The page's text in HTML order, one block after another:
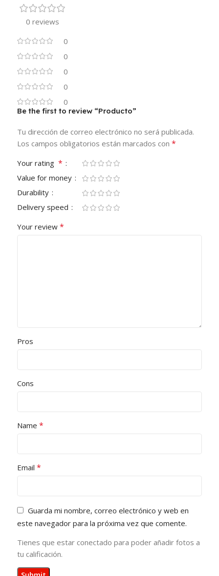
0 reviews
0
0
0
0
0
Be the first to review “Producto”
Tu dirección de correo electrónico no será publicada.
Los campos obligatorios están marcados con *
Your rating *
Value for money
Durability
Delivery speed
Your review *
Pros
Cons
Name *
Email *
Guarda mi nombre, correo electrónico y web en
este navegador para la próxima vez que comente.
Tienes que estar conectado para poder añadir fotos a
tu calificación.